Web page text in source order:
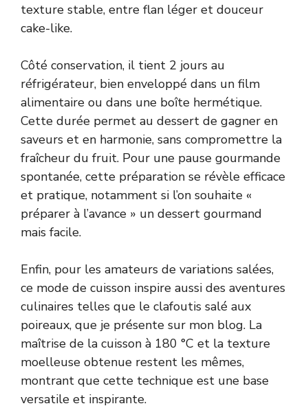
texture stable, entre flan léger et douceur
cake-like.
Côté conservation, il tient 2 jours au
réfrigérateur, bien enveloppé dans un film
alimentaire ou dans une boîte hermétique.
Cette durée permet au dessert de gagner en
saveurs et en harmonie, sans compromettre la
fraîcheur du fruit. Pour une pause gourmande
spontanée, cette préparation se révèle efficace
et pratique, notamment si l’on souhaite «
préparer à l’avance » un dessert gourmand
mais facile.
Enfin, pour les amateurs de variations salées,
ce mode de cuisson inspire aussi des aventures
culinaires telles que le clafoutis salé aux
poireaux, que je présente sur mon blog. La
maîtrise de la cuisson à 180 °C et la texture
moelleuse obtenue restent les mêmes,
montrant que cette technique est une base
versatile et inspirante.